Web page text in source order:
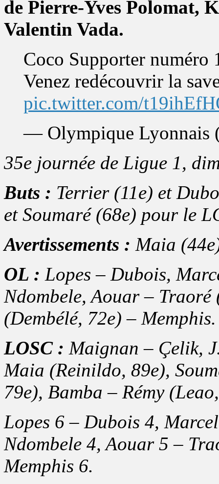
de Pierre-Yves Polomat,
Valentin Vada.
Coco Supporter numéro
Venez redécouvrir la
pic.twitter.com/
— Olympique Lyonnais
35e journée de Ligue 1,
Buts : Terrier (11e) et
et Soumaré (68e) pour le
Avertissements : Maia
OL : Lopes – Dubois,
Ndombele, Aouar –
(Dembélé, 72e) –
LOSC : Maignan – Çelik,
Maia (Reinildo, 89e),
79e), Bamba – Rémy
Lopes 6 – Dubois 4,
Ndombele 4, Aouar 5 –
Memphis 6.